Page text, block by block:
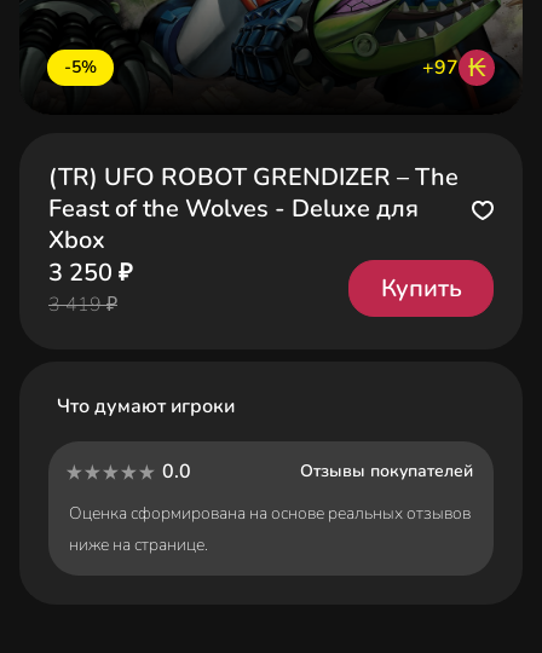
-5% +97 ₭
(TR) UFO ROBOT GRENDIZER – The
Feast of the Wolves - Deluxe для
Xbox
3 250 ₽
3 419 ₽
Купить
Что думают игроки
0.0
Отзывы покупателей
Оценка сформирована на основе реальных отзывов
ниже на странице.